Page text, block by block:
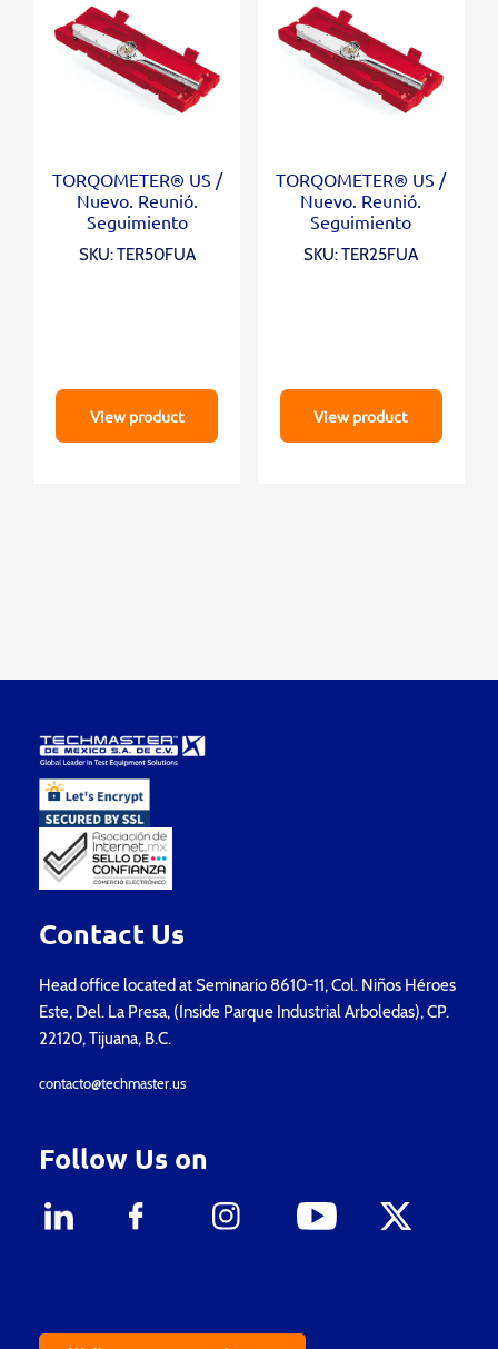
TORQOMETER® US /
Nuevo. Reunió.
Seguimiento
SKU: TER50FUA
View product
TORQOMETER® US /
Nuevo. Reunió.
Seguimiento
SKU: TER25FUA
View product
Contact Us
Head office located at Seminario 8610-11, Col. Niños Héroes
Este, Del. La Presa, (Inside Parque Industrial Arboledas), CP.
22120, Tijuana, B.C.
contacto@techmaster.us
Follow Us on